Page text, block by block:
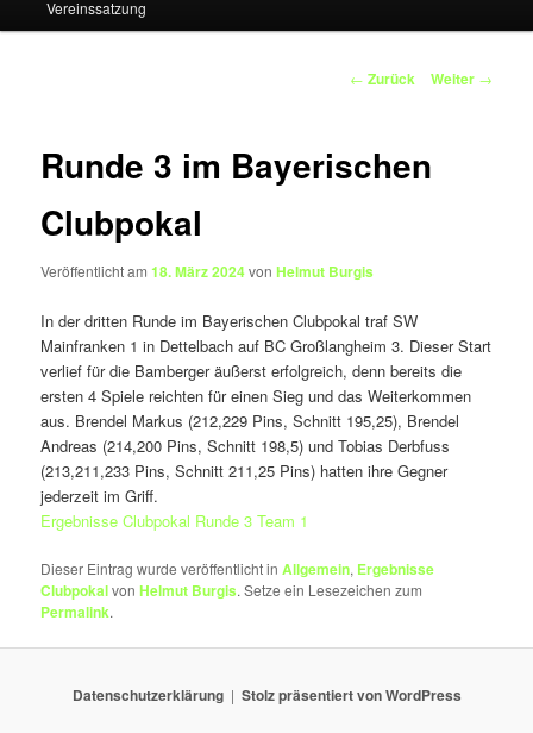
Vereinssatzung
Beitrags-
← Zurück Weiter →
Runde 3 im Bayerischen
Clubpokal
Veröffentlicht am18. März 2024vonHelmut Burgis
In der dritten Runde im Bayerischen Clubpokal traf SW
Mainfranken 1 in Dettelbach auf BC Großlangheim 3. Dieser Start
verlief für die Bamberger äußerst erfolgreich, denn bereits die
ersten 4 Spiele reichten für einen Sieg und das Weiterkommen
aus. Brendel Markus (212,229 Pins, Schnitt 195,25), Brendel
Andreas (214,200 Pins, Schnitt 198,5) und Tobias Derbfuss
(213,211,233 Pins, Schnitt 211,25 Pins) hatten ihre Gegner
jederzeit im Griff.
Ergebnisse Clubpokal Runde 3 Team 1
Dieser Eintrag wurde veröffentlicht inAllgemein, Ergebnisse
ClubpokalvonHelmut Burgis. Setze ein Lesezeichen zum
Permalink.
Datenschutzerklärung Stolz präsentiert von WordPress